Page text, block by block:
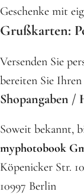
Geschenke mit
Grußkarten:
Versenden Sie
bereiten Sie
Shopangaben /
Soweit bekannt,
myphotobook
Köpenicker Str. 10
10997 Berlin